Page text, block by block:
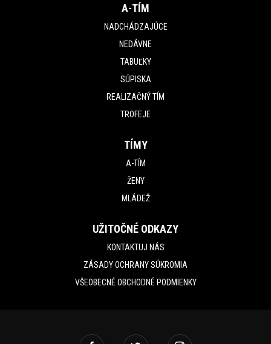
A-TÍM
NADCHÁDZAJÚCE
NEDÁVNE
TABUĽKY
SÚPISKA
REALIZAČNÝ TÍM
TROFEJE
TÍMY
A-TÍM
ŽENY
MLÁDEŽ
UŽITOČNÉ ODKAZY
KONTAKTUJ NÁS
ZÁSADY OCHRANY SÚKROMIA
VŠEOBECNÉ OBCHODNÉ PODMIENKY